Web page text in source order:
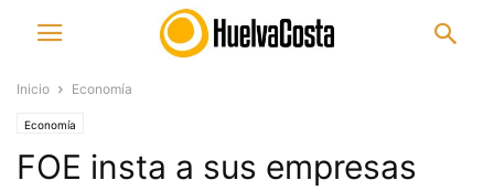
Inicio Economía
Economía
FOE insta a sus empresas